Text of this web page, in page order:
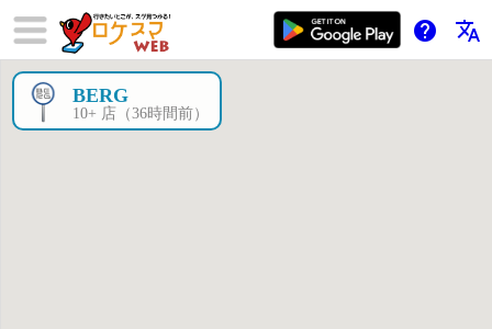
help translate
BERG
10+ 店（36時間前）